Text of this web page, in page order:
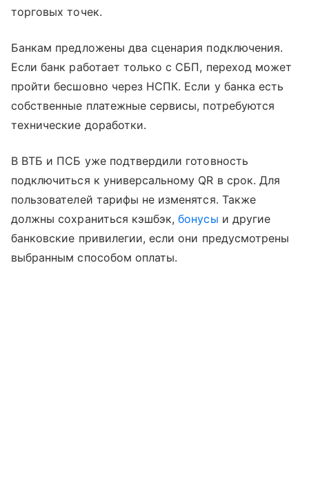
торговых точек.
Банкам предложены два сценария подключения.
Если банк работает только с СБП, переход может
пройти бесшовно через НСПК. Если у банка есть
собственные платежные сервисы, потребуются
технические доработки.
В ВТБ и ПСБ уже подтвердили готовность
подключиться к универсальному QR в срок. Для
пользователей тарифы не изменятся. Также
должны сохраниться кэшбэк,бонусы и другие
банковские привилегии, если они предусмотрены
выбранным способом оплаты.